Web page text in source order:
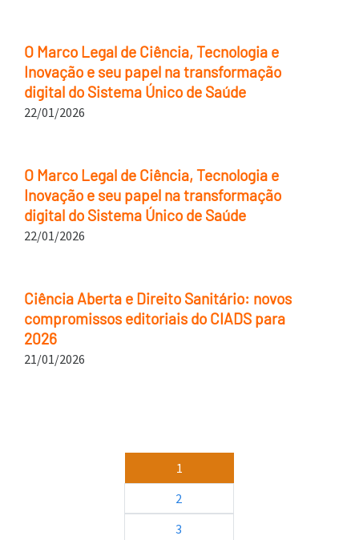
O Marco Legal de Ciência, Tecnologia e
Inovação e seu papel na transformação
digital do Sistema Único de Saúde
22/01/2026
O Marco Legal de Ciência, Tecnologia e
Inovação e seu papel na transformação
digital do Sistema Único de Saúde
22/01/2026
Ciência Aberta e Direito Sanitário: novos
compromissos editoriais do CIADS para
2026
21/01/2026
1
2
3